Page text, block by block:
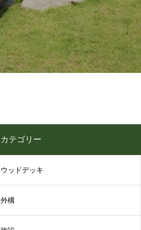
カテゴリー
ウッドデッキ
外構